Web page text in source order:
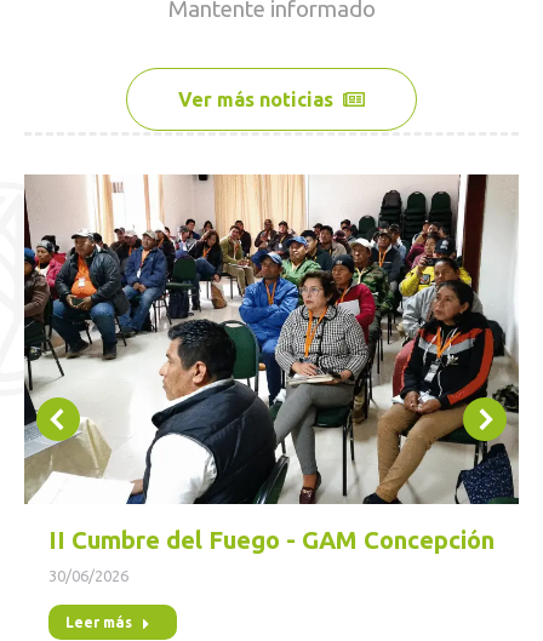
Mantente informado
Ver más noticias
II Cumbre del Fuego - GAM Concepción
30/06/2026
Leer más